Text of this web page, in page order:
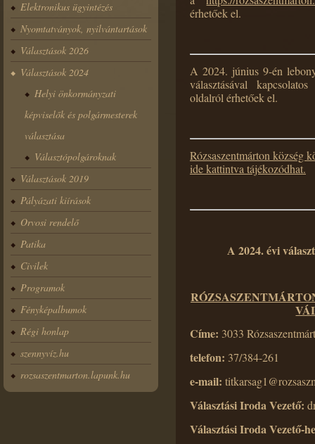
Elektronikus ügyintézés
Nyomtatványok, nyilvántartások
Választások 2026
Választások 2024
Helyi önkormányzati
képviselők és polgármesterek
választása
Választópolgároknak
Választások 2019
Pályázati kiírások
Orvosi rendelő
Patika
Civilek
Programok
Fényképalbumok
Régi honlap
szennyvíz.hu
rozsaszentmarton.lapunk.hu
érhetőek el.
A 2024. június 9-én
választásával
oldalról érhetőek el.
Rózsaszentmárton község
ide kattintva tájékozódhat.
A 2024. évi
Címe: 3033
telefon: 37/384-261
e-mail:
Választási Iroda Vezető:
Választási Iroda Vezető-